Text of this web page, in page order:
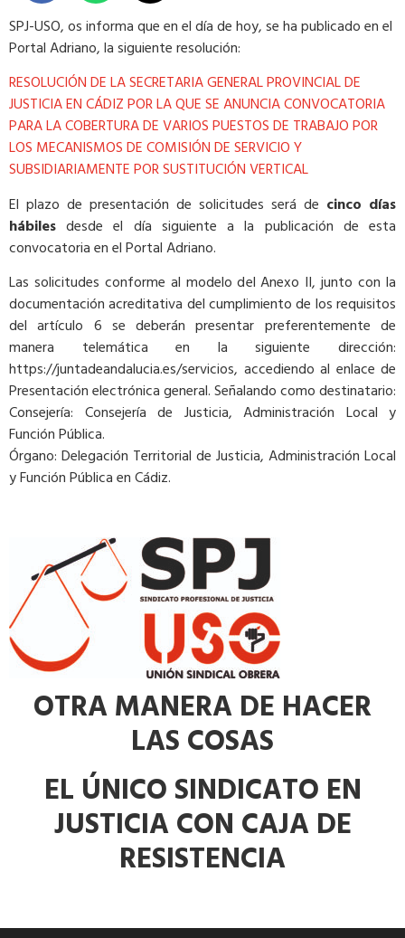
SPJ-USO, os informa que en el día de hoy, se ha publicado en el
Portal Adriano, la siguiente resolución:
RESOLUCIÓN DE LA SECRETARIA GENERAL PROVINCIAL DE
JUSTICIA EN CÁDIZ POR LA QUE SE ANUNCIA CONVOCATORIA
PARA LA COBERTURA DE VARIOS PUESTOS DE TRABAJO POR
LOS MECANISMOS DE COMISIÓN DE SERVICIO Y
SUBSIDIARIAMENTE POR SUSTITUCIÓN VERTICAL
El plazo de presentación de solicitudes será de cinco días
hábiles desde el día siguiente a la publicación de esta
convocatoria en el Portal Adriano.
Las solicitudes conforme al modelo del Anexo II, junto con la
documentación acreditativa del cumplimiento de los requisitos
del artículo 6 se deberán presentar preferentemente de
manera telemática en la siguiente dirección:
https://juntadeandalucia.es/servicios, accediendo al enlace de
Presentación electrónica general. Señalando como destinatario:
Consejería: Consejería de Justicia, Administración Local y
Función Pública.
Órgano: Delegación Territorial de Justicia, Administración Local
y Función Pública en Cádiz.
OTRA MANERA DE HACER
LAS COSAS
EL ÚNICO SINDICATO EN
JUSTICIA CON CAJA DE
RESISTENCIA